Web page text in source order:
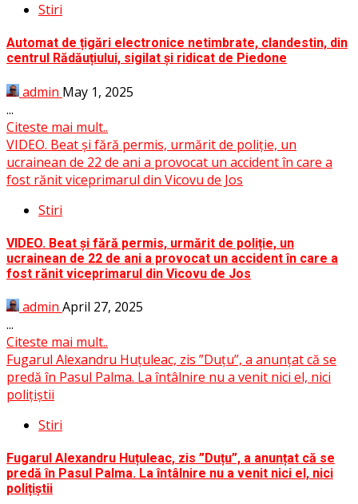
Stiri
Automat de țigări electronice netimbrate, clandestin, din
centrul Rădăuțiului, sigilat și ridicat de Piedone
admin May 1, 2025
...
Citeste mai mult..
VIDEO. Beat și fără permis, urmărit de poliție, un
ucrainean de 22 de ani a provocat un accident în care a
fost rănit viceprimarul din Vicovu de Jos
Stiri
VIDEO. Beat și fără permis, urmărit de poliție, un
ucrainean de 22 de ani a provocat un accident în care a
fost rănit viceprimarul din Vicovu de Jos
admin April 27, 2025
...
Citeste mai mult..
Fugarul Alexandru Huțuleac, zis ”Duțu”, a anunțat că se
predă în Pasul Palma. La întâlnire nu a venit nici el, nici
polițiștii
Stiri
Fugarul Alexandru Huțuleac, zis ”Duțu”, a anunțat că se
predă în Pasul Palma. La întâlnire nu a venit nici el, nici
polițiștii